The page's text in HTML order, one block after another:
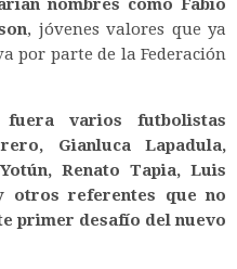
nombres como Fabio
, jóvenes valores que ya
por parte de la Federación
fuera varios futbolistas
Gianluca Lapadula,
Renato Tapia, Luis
otros referentes que no
primer desafío del nuevo